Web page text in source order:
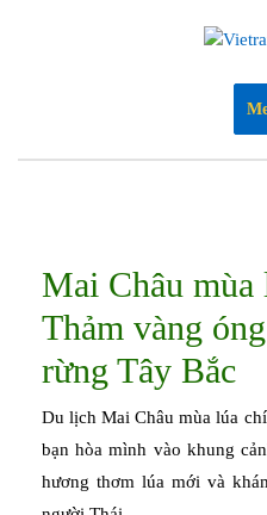
Mai Châu mùa
Thảm vàng
rừng Tây Bắc
Du lịch Mai Châu mùa lúa chín là trải nghiệm tuyệt vời giúp
bạn hòa mình vào khung
hương thơm lúa mới và